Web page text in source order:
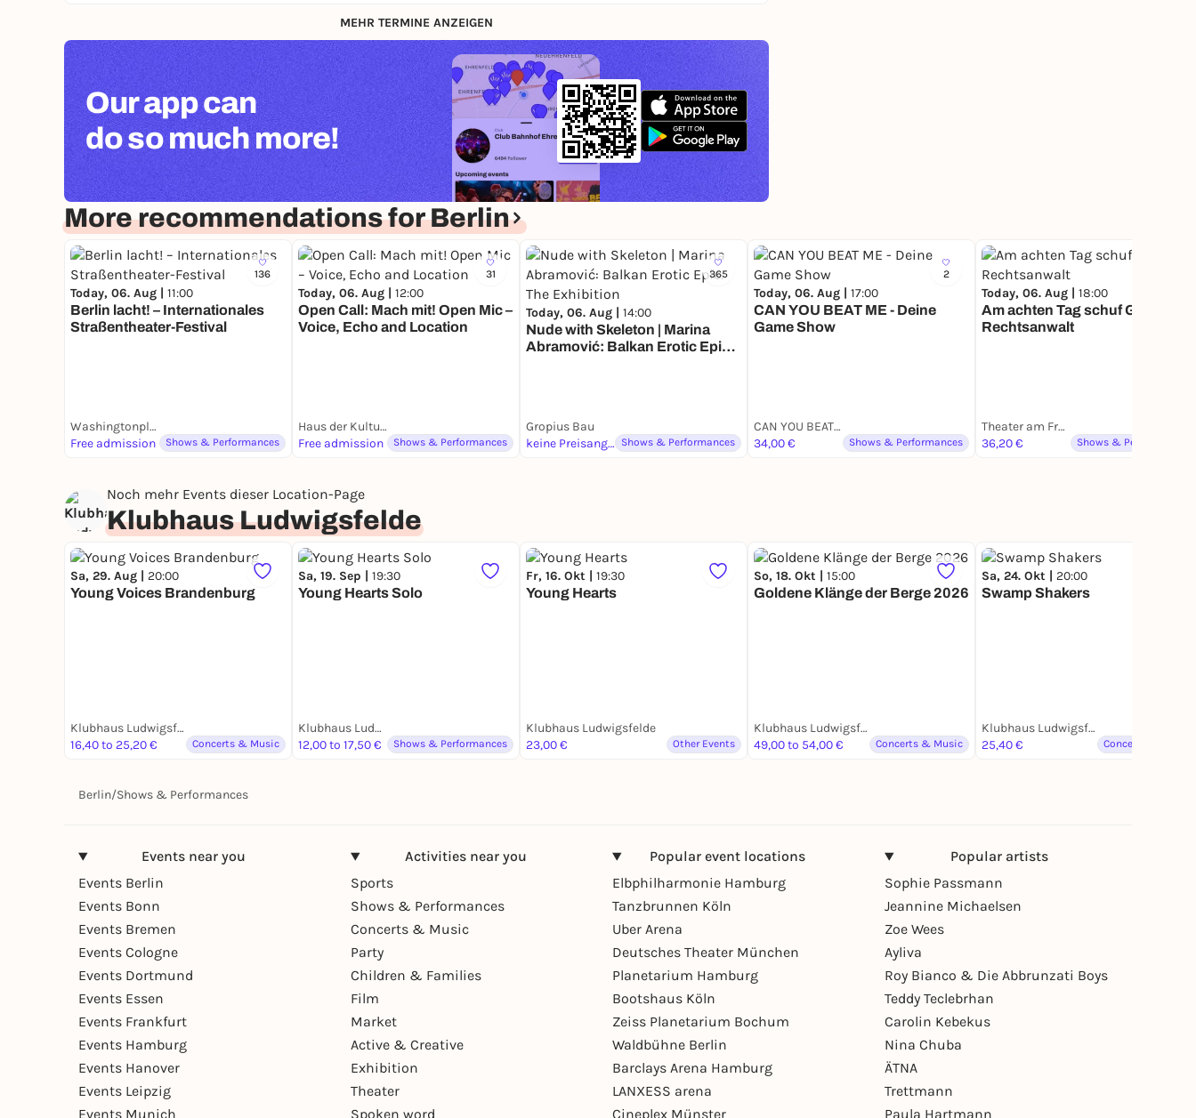
MEHR TERMINE ANZEIGEN
Our app can
do so much more!
More recommendations for Berlin
136
Today, 06. Aug | 11:00
Berlin lacht! – Internationales
Straßentheater-Festival
Washingtonplatz
Free admission
Shows & Performances
31
Today, 06. Aug | 12:00
Open Call: Mach mit! Open Mic –
Voice, Echo and Location
Haus der Kulturen der Welt | HKW
Free admission
Shows & Performances
365
Today, 06. Aug | 14:00
Nude with Skeleton | Marina
Abramović: Balkan Erotic Epic.
Gropius Bau
keine Preisangabe
Shows & Performances
2
Today, 06. Aug | 17:00
CAN YOU BEAT ME - Deine
Game Show
CAN YOU BEAT ME
34,00 €
Shows & Performances
Today, 06. Aug | 18:00
Am achten Tag schuf Gott den
Rechtsanwalt
Theater am Frankfurter Tor
36,20 €
Shows & Performances
Noch mehr Events dieser Location-Page
Klubhaus Ludwigsfelde
Sa, 29. Aug | 20:00
Young Voices Brandenburg
Klubhaus Ludwigsfelde
16,40 to 25,20 €
Concerts & Music
Sa, 19. Sep | 19:30
Young Hearts Solo
Klubhaus Ludwigsfelde
12,00 to 17,50 €
Shows & Performances
Fr, 16. Okt | 19:30
Young Hearts
Klubhaus Ludwigsfelde
23,00 €
Other Events
So, 18. Okt | 15:00
Goldene Klänge der Berge 2026
Klubhaus Ludwigsfelde
49,00 to 54,00 €
Concerts & Music
Sa, 24. Okt | 20:00
Swamp Shakers
Klubhaus Ludwigsfelde
25,40 €
Concerts & Music
Berlin/Shows & Performances
Events near you
Events Berlin
Events Bonn
Events Bremen
Events Cologne
Events Dortmund
Events Essen
Events Frankfurt
Events Hamburg
Events Hanover
Events Leipzig
Events Munich
Activities near you
Sports
Shows & Performances
Concerts & Music
Party
Children & Families
Film
Market
Active & Creative
Exhibition
Theater
Spoken word
Popular event locations
Elbphilharmonie Hamburg
Tanzbrunnen Köln
Uber Arena
Deutsches Theater München
Planetarium Hamburg
Bootshaus Köln
Zeiss Planetarium Bochum
Waldbühne Berlin
Barclays Arena Hamburg
LANXESS arena
Cineplex Münster
Popular artists
Sophie Passmann
Jeannine Michaelsen
Zoe Wees
Ayliva
Roy Bianco & Die Abbrunzati Boys
Teddy Teclebrhan
Carolin Kebekus
Nina Chuba
ÄTNA
Trettmann
Paula Hartmann